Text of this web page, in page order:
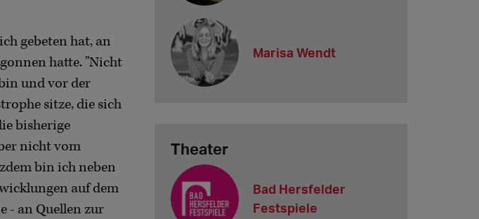
gebeten hat, an
hatte. "Nicht
und vor der
sitze, die sich
bisherige
nicht vom
bin ich neben
auf dem
- an Quellen zur
Marisa Wendt
Theater
Bad Hersfelder
Festspiele